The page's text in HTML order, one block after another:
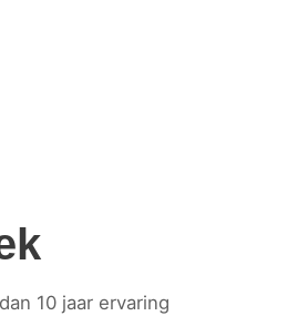
10 jaar ervaring